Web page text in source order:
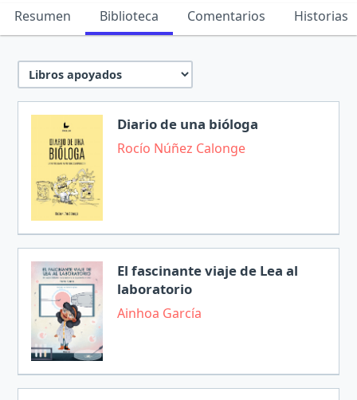
Resumen Biblioteca Comentarios Historias
Diario de una bióloga
Rocío Núñez Calonge
El fascinante viaje de Lea al
laboratorio
Ainhoa García